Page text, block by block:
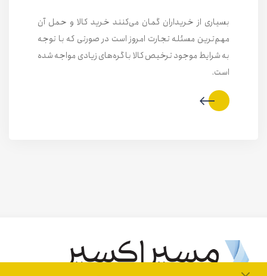
بسیاری از خریداران گمان می‌کنند خرید کالا و حمل آن
مهم‌ترین مسئله تجارت امروز است در صورتی که با توجه
به شرایط موجود ترخیص کالا با گره‌های زیادی مواجه شده
است.